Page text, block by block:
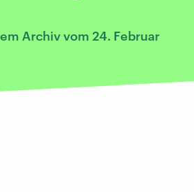
Archiv vom 24. Februar